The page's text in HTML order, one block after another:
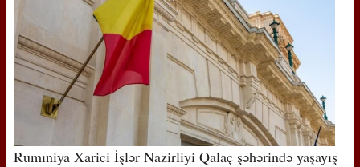
Rumıniya Xarici İşlər Nazirliyi Qalaç şəhərində yaşayış